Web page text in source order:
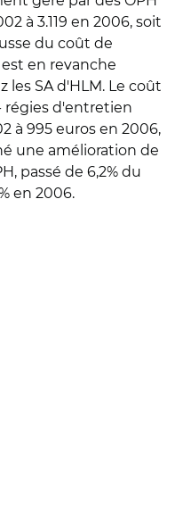
à 3.119 en 2006, soit
du coût de
en revanche
SA d'HLM. Le coût
régies d'entretien
à 995 euros en 2006,
une amélioration de
passé de 6,2% du
en 2006.